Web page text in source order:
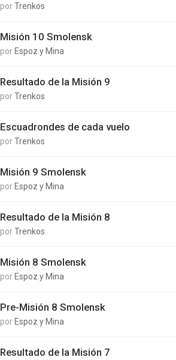
porTrenkos
Misión 10 Smolensk
por Espoz y Mina
Resultado de la Misión 9
porTrenkos
Escuadrondes de cada vuelo
porTrenkos
Misión 9 Smolensk
por Espoz y Mina
Resultado de la Misión 8
porTrenkos
Misión 8 Smolensk
por Espoz y Mina
Pre-Misión 8 Smolensk
por Espoz y Mina
Resultado de la Misión 7